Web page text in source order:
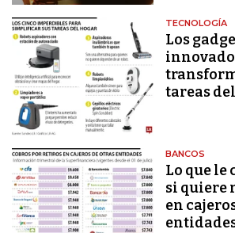
TECNOLOGÍA
Los
tareas
BANCOS
Lo que le
si quiere
en